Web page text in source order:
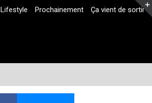
Lifestyle Prochainement Ça vient de sortir